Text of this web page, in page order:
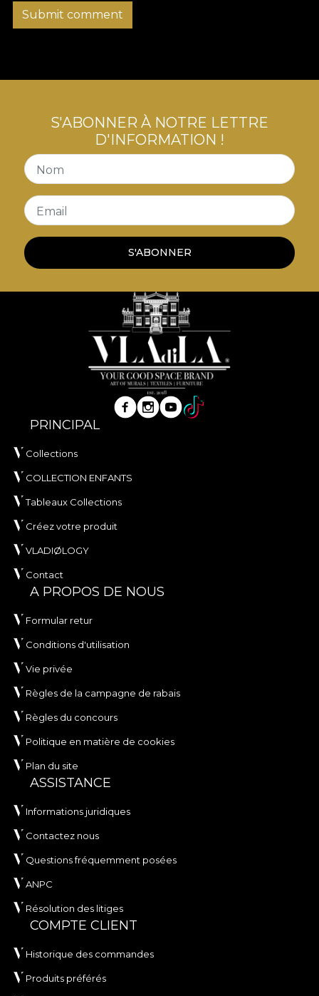
Submit comment
S'ABONNER À NOTRE LETTRE
D'INFORMATION !
Nom
Email
S'ABONNER
PRINCIPAL
Collections
COLLECTION ENFANTS
Tableaux Collections
Créez votre produit
VLADIØLOGY
Contact
A PROPOS DE NOUS
Formular retur
Conditions d'utilisation
Vie privée
Règles de la campagne de rabais
Règles du concours
Politique en matière de cookies
Plan du site
ASSISTANCE
Informations juridiques
Contactez nous
Questions fréquemment posées
ANPC
Résolution des litiges
COMPTE CLIENT
Historique des commandes
Produits préférés